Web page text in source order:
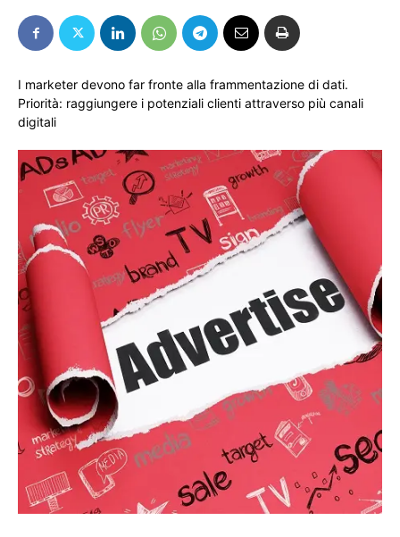
I marketer devono far fronte alla frammentazione di dati.
Priorità: raggiungere i potenziali clienti attraverso più canali
digitali